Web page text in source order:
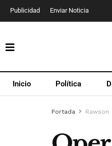
Publicidad Enviar Noticia
Inicio Política
Portada Rawson